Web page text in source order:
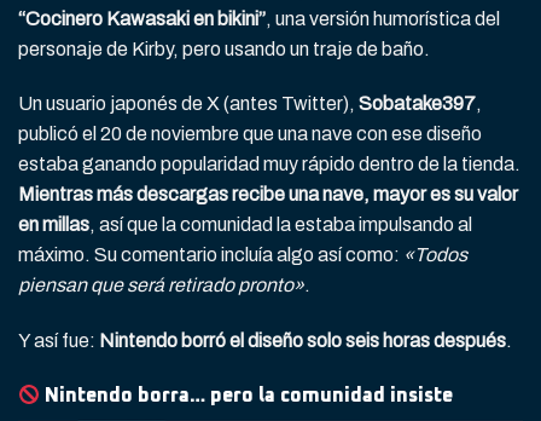
“Cocinero Kawasaki en bikini”, una versión humorística del
personaje de Kirby, pero usando un traje de baño.
Un usuario japonés de X (antes Twitter), Sobatake397,
publicó el 20 de noviembre que una nave con ese diseño
estaba ganando popularidad muy rápido dentro de la tienda.
Mientras más descargas recibe una nave, mayor es su valor
en millas, así que la comunidad la estaba impulsando al
máximo. Su comentario incluía algo así como: «Todos
piensan que será retirado pronto».
Y así fue: Nintendo borró el diseño solo seis horas después.
Nintendo borra… pero la comunidad insiste